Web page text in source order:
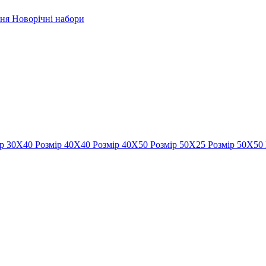
Новорічні набори
30Х40 Розмір 40Х40 Розмір 40Х50 Розмір 50Х25 Розмір 50Х50